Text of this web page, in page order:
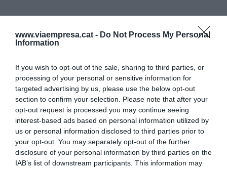
www.viaempresa.cat - Do Not Process My Personal
Information
If you wish to opt-out of the sale, sharing to third parties, or
processing of your personal or sensitive information for
targeted advertising by us, please use the below opt-out
section to confirm your selection. Please note that after your
opt-out request is processed you may continue seeing
interest-based ads based on personal information utilized by
us or personal information disclosed to third parties prior to
your opt-out. You may separately opt-out of the further
disclosure of your personal information by third parties on the
IAB’s list of downstream participants. This information may
Jordà acaba la carta demanant "més fermesa i
compromís" per part del ministeri per "treballar
pels productors en benefici de tota la cadena de
producció".
Multinacionals al Penedès
Una problemàtica afegida a aquesta tempesta
perfecta és que les dues grans empreses
familiars del sector, Freixenet i Codorniu, les que